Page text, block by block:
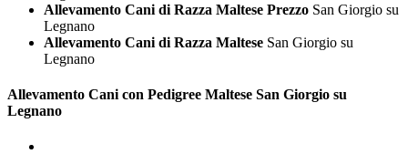
Allevamento Cani di Razza Maltese Prezzo San Giorgio su
Legnano
Allevamento Cani di Razza Maltese San Giorgio su
Legnano
Allevamento Cani con Pedigree Maltese San Giorgio su
Legnano